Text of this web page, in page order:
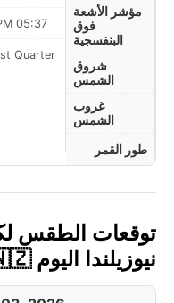
مؤشر الأشعة
فوق
البنفسجية
شروق
الشمس
غروب
الشمس
طور القمر
05:37 PM
Quarter
توقعات الطقس
نيوزيلندا اليوم 🇳🇿